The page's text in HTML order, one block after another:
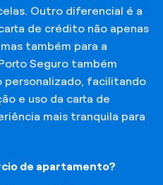
Outro diferencial é a
de crédito não apenas
também para a
Seguro também
personalizado, facilitando
e uso da carta de
mais tranquila para
de apartamento?